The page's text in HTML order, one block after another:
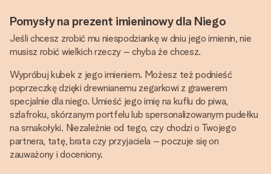
Pomysły na prezent imieninowy dla Niego
Jeśli chcesz zrobić mu niespodziankę w dniu jego imienin, nie
musisz robić wielkich rzeczy – chyba że chcesz.
Wypróbuj kubek z jego imieniem. Możesz też podnieść
poprzeczkę dzięki drewnianemu zegarkowi z grawerem
specjalnie dla niego. Umieść jego imię na kuflu do piwa,
szlafroku, skórzanym portfelu lub spersonalizowanym pudełku
na smakołyki. Niezależnie od tego, czy chodzi o Twojego
partnera, tatę, brata czy przyjaciela – poczuje się on
zauważony i doceniony.